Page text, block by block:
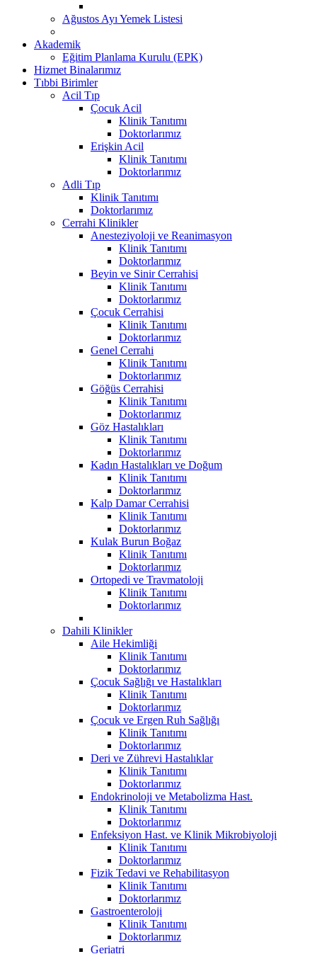
Ağustos Ayı Yemek Listesi
Akademik
Eğitim Planlama Kurulu (EPK)
Hizmet Binalarımız
Tıbbi Birimler
Acil Tıp
Çocuk Acil
Klinik Tanıtımı
Doktorlarımız
Erişkin Acil
Klinik Tanıtımı
Doktorlarımız
Adli Tıp
Klinik Tanıtımı
Doktorlarımız
Cerrahi Klinikler
Anesteziyoloji ve Reanimasyon
Klinik Tanıtımı
Doktorlarımız
Beyin ve Sinir Cerrahisi
Klinik Tanıtımı
Doktorlarımız
Çocuk Cerrahisi
Klinik Tanıtımı
Doktorlarımız
Genel Cerrahi
Klinik Tanıtımı
Doktorlarımız
Göğüs Cerrahisi
Klinik Tanıtımı
Doktorlarımız
Göz Hastalıkları
Klinik Tanıtımı
Doktorlarımız
Kadın Hastalıkları ve Doğum
Klinik Tanıtımı
Doktorlarımız
Kalp Damar Cerrahisi
Klinik Tanıtımı
Doktorlarımız
Kulak Burun Boğaz
Klinik Tanıtımı
Doktorlarımız
Ortopedi ve Travmatoloji
Klinik Tanıtımı
Doktorlarımız
Dahili Klinikler
Aile Hekimliği
Klinik Tanıtımı
Doktorlarımız
Çocuk Sağlığı ve Hastalıkları
Klinik Tanıtımı
Doktorlarımız
Çocuk ve Ergen Ruh Sağlığı
Klinik Tanıtımı
Doktorlarımız
Deri ve Zührevi Hastalıklar
Klinik Tanıtımı
Doktorlarımız
Endokrinoloji ve Metabolizma Hast.
Klinik Tanıtımı
Doktorlarımız
Enfeksiyon Hast. ve Klinik Mikrobiyoloji
Klinik Tanıtımı
Doktorlarımız
Fizik Tedavi ve Rehabilitasyon
Klinik Tanıtımı
Doktorlarımız
Gastroenteroloji
Klinik Tanıtımı
Doktorlarımız
Geriatri